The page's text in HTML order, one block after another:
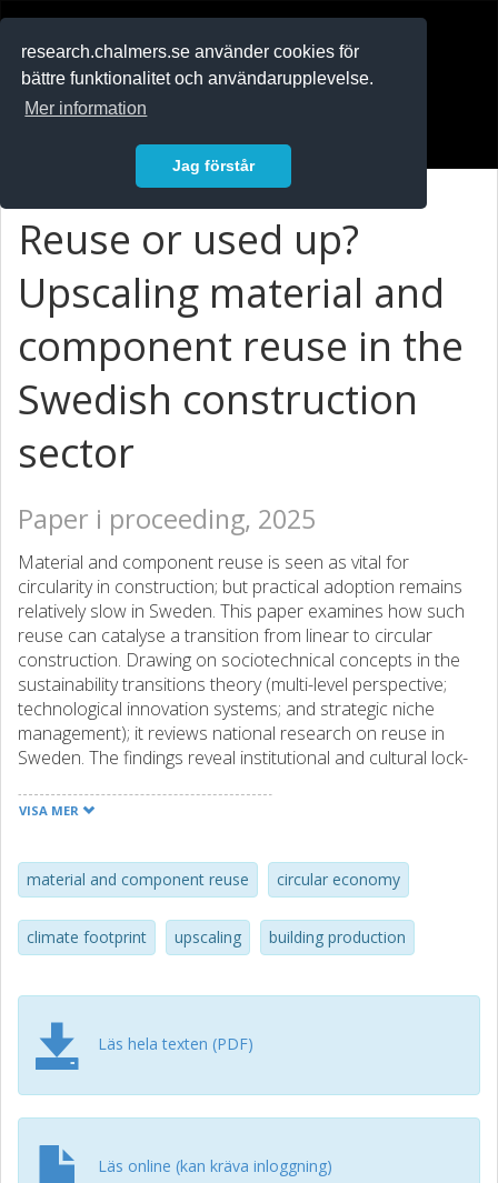
research.chalmers.se använder cookies för
bättre funktionalitet och användarupplevelse.
Mer information
Jag förstår
Reuse or used up?
Upscaling material and
component reuse in the
Swedish construction
sector
Paper i proceeding, 2025
Material and component reuse is seen as vital for
circularity in construction; but practical adoption remains
relatively slow in Sweden. This paper examines how such
reuse can catalyse a transition from linear to circular
construction. Drawing on sociotechnical concepts in the
sustainability transitions theory (multi-level perspective;
technological innovation systems; and strategic niche
management); it reviews national research on reuse in
Sweden. The findings reveal institutional and cultural lock-
infrastructure; all contributing to stagnation. A cohesive
construction firms; demolition contractors; and
environmental NGOs); demonstration projects; digital
platforms; regulatory reforms; and strategic public
procurement. The study expands the understanding of
guidance on embedding reuse to improve resource
efficiency while maintaining performance.
VISA MER
material and component reuse circular economy
climate footprint upscaling building production
Läs hela texten (PDF)
Läs online (kan kräva inloggning)